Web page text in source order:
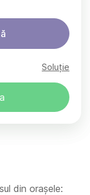
Soluție
din orașele: